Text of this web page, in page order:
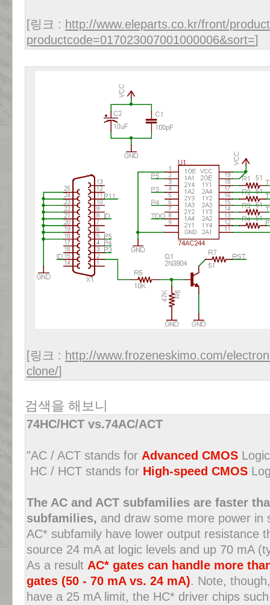
[링크 : http://www.eleparts.co.kr/front/
productcode=017023007001000006&sort=]
[링크 : http://www.frozeneskimo.com/
clone/]
검색을 해보니
74HC/HCT vs.74AC/ACT
"AC / ACT stands for Advanced CMOS Logic
HC / HCT stands for High-speed CMOS
The AC and ACT subfamilies are faster
subfamilies, and draw some more power in
AC* subfamily have lower output resistance
source 24 mA at logic levels and up 70 mA
As a result AC* gates can handle more
gates (50 - 70 mA vs. 24 mA). Note,
have a 25 mA limit, the HC* driver chips